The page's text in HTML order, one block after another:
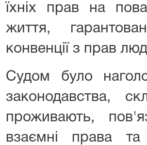
їхніх прав на
життя,
конвенції з прав
Судом було
законодавства,
проживають,
взаємні права